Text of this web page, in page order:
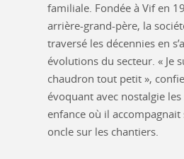
familiale. Fondée à Vif en
arrière-grand-père, la
traversé les décennies en
évolutions du secteur. « Je
chaudron tout petit »,
évoquant avec nostalgie
enfance où il
oncle sur les chantiers.